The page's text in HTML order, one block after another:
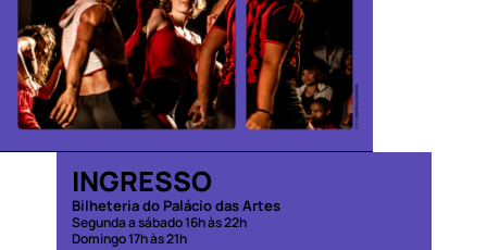
INGRESSO
Bilheteria do Palácio das Artes
Segunda a sábado 16h às 22h
Domingo 17h às 21h